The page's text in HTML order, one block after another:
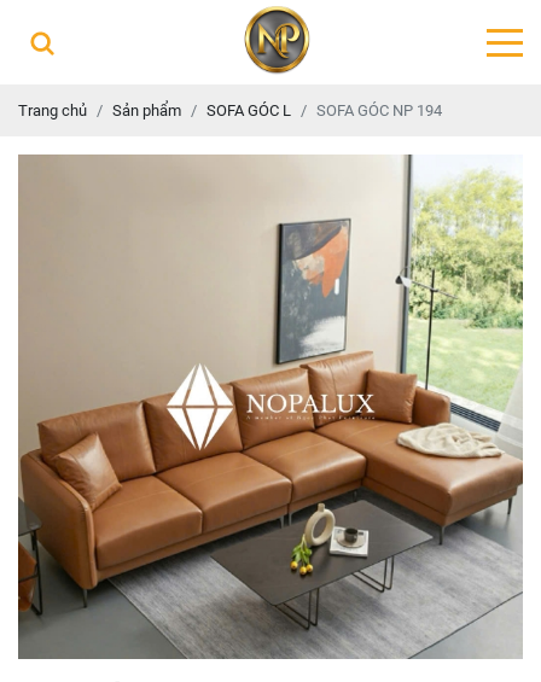
Trang chủ Sản phẩm SOFA GÓC L SOFA GÓC NP 194